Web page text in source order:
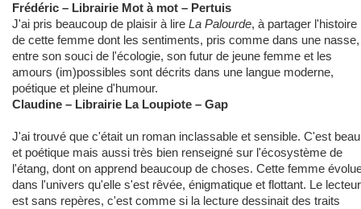
Frédéric – Librairie Mot à mot – Pertuis
J'ai pris beaucoup de plaisir à lire La Palourde, à partager l'histoire
de cette femme dont les sentiments, pris comme dans une nasse,
entre son souci de l'écologie, son futur de jeune femme et les
amours (im)possibles sont décrits dans une langue moderne,
poétique et pleine d'humour.
Claudine – Librairie La Loupiote – Gap
J'ai trouvé que c'était un roman inclassable et sensible. C'est beau
et poétique mais aussi très bien renseigné sur l'écosystème de
l'étang, dont on apprend beaucoup de choses. Cette femme
dans l'univers qu'elle s'est rêvée, énigmatique et flottant. Le lecteur
est sans repères, c'est comme si la lecture dessinait des traits